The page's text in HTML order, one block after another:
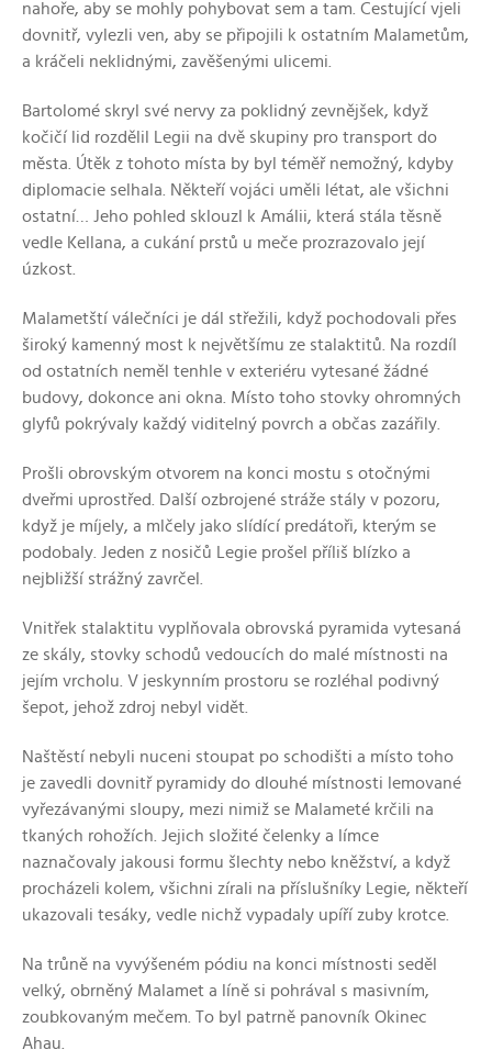
nahoře, aby se mohly pohybovat sem a tam. Cestující vjeli
dovnitř, vylezli ven, aby se připojili k ostatním Malametům,
a kráčeli neklidnými, zavěšenými ulicemi.
Bartolomé skryl své nervy za poklidný zevnějšek, když
kočičí lid rozdělil Legii na dvě skupiny pro transport do
města. Útěk z tohoto místa by byl téměř nemožný, kdyby
diplomacie selhala. Někteří vojáci uměli létat, ale všichni
ostatní… Jeho pohled sklouzl k Amálii, která stála těsně
vedle Kellana, a cukání prstů u meče prozrazovalo její
úzkost.
Malametští válečníci je dál střežili, když pochodovali přes
široký kamenný most k největšímu ze stalaktitů. Na rozdíl
od ostatních neměl tenhle v exteriéru vytesané žádné
budovy, dokonce ani okna. Místo toho stovky ohromných
glyfů pokrývaly každý viditelný povrch a občas zazářily.
Prošli obrovským otvorem na konci mostu s otočnými
dveřmi uprostřed. Další ozbrojené stráže stály v pozoru,
když je míjely, a mlčely jako slídící predátoři, kterým se
podobaly. Jeden z nosičů Legie prošel příliš blízko a
nejbližší strážný zavrčel.
Vnitřek stalaktitu vyplňovala obrovská pyramida vytesaná
ze skály, stovky schodů vedoucích do malé místnosti na
jejím vrcholu. V jeskynním prostoru se rozléhal podivný
šepot, jehož zdroj nebyl vidět.
Naštěstí nebyli nuceni stoupat po schodišti a místo toho
je zavedli dovnitř pyramidy do dlouhé místnosti lemované
vyřezávanými sloupy, mezi nimiž se Malameté krčili na
tkaných rohožích. Jejich složité čelenky a límce
naznačovaly jakousi formu šlechty nebo kněžství, a když
procházeli kolem, všichni zírali na příslušníky Legie, někteří
ukazovali tesáky, vedle nichž vypadaly upíří zuby krotce.
Na trůně na vyvýšeném pódiu na konci místnosti seděl
velký, obrněný Malamet a líně si pohrával s masivním,
zoubkovaným mečem. To byl patrně panovník Okinec
Ahau.